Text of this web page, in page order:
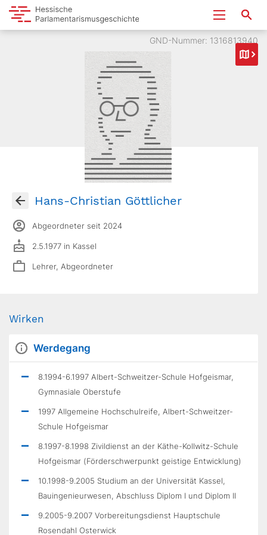
GND-Nummer: 1316813940
Hans-Christian Göttlicher
Abgeordneter seit 2024
2.5.1977 in Kassel
Lehrer, Abgeordneter
Wirken
Werdegang
8.1994-6.1997 Albert-Schweitzer-Schule Hofgeismar,
Gymnasiale Oberstufe
1997 Allgemeine Hochschulreife, Albert-Schweitzer-
Schule Hofgeismar
8.1997-8.1998 Zivildienst an der Käthe-Kollwitz-Schule
Hofgeismar (Förderschwerpunkt geistige Entwicklung)
10.1998-9.2005 Studium an der Universität Kassel,
Bauingenieurwesen, Abschluss Diplom I und Diplom II
9.2005-9.2007 Vorbereitungsdienst Hauptschule
Rosendahl Osterwick